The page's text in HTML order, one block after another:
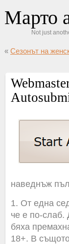
Марто
Not just
« Сезонът на
наведнъж
1. От една
че е по-слаб.
бяха
18+. В